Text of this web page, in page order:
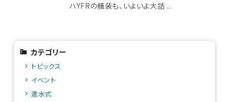
ハYFRの艤装も、いよいよ大詰 ...
カテゴリー
トピックス
イベント
進水式